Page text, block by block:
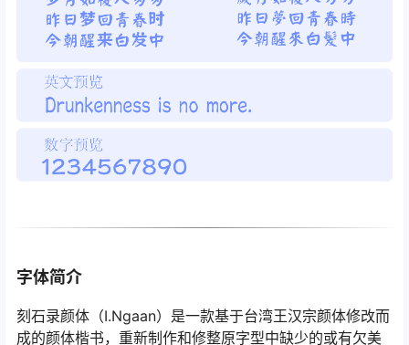
字体简介
刻石录颜体（I.Ngaan）是一款基于台湾王汉宗颜体修改而
成的颜体楷书，重新制作和修整原字型中缺少的或有欠美